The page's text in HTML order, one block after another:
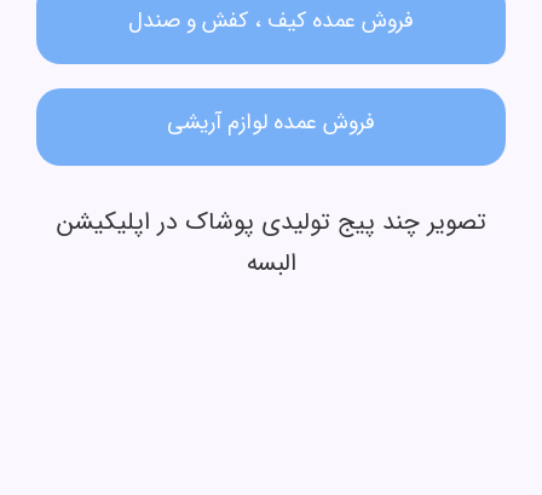
فروش عمده کیف ، کفش و صندل
فروش عمده لوازم آریشی
تصویر چند پیج تولیدی پوشاک در اپلیکیشن
البسه